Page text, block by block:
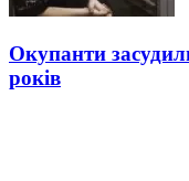
Окупанти
років